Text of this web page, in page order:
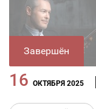
Завершён
16 ОКТЯБРЯ 2025